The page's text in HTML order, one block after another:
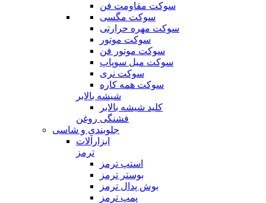
سوکت مقاومت فن
سوکت مگسی
سوکت مهره حرارتی
سوکت موتور
سوکت موتور فن
سوکت میل سوپاپ
سوکت نری
سوکت همه کاره
شیشه بالابر
کلید شیشه بالابر
فشنگی روغن
جلوبندی و شاسی
ابزارآلات
ترمز
استپ ترمز
بوستر ترمز
بوش پدال ترمز
پمپ ترمز